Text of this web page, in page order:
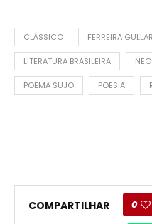
CLÁSSICO FERREIRA GULLAR
LITERATURA BRASILEIRA
POEMA SUJO POESIA
COMPARTILHAR 0